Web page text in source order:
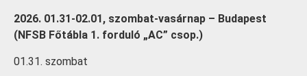
2026. 01.31-02.01, szombat-vasárnap – Budapest
(NFSB Főtábla 1. forduló „AC” csop.)
01.31. szombat